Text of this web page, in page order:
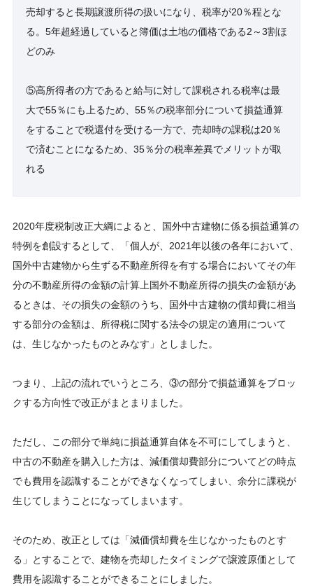
売却すると長期譲渡所得の扱いになり、税率が20％程とな
る。5年超経過していると簿価は土地の価格である2～3割ほ
どのみ
⑤高所得者の方であると給与に対して課税される税率は最
大で55％にも上るため、55％の税率部分について損益通算
をすることで税還付を受ける一方で、売却時の課税は20％
で済むことになるため、35％分の税率差異でメリットが取
れる
2020年度税制改正大綱によると、国外中古建物に係る損益通算の
特例を創設するとして、「個人が、2021年以後の各年において、
国外中古建物から生ずる不動産所得を有する場合においてその年
分の不動産所得の金額の計算上国外不動産所得の損失の金額があ
るときは、その損失の金額のうち、国外中古建物の償却費に相当
する部分の金額は、所得税に関する法令の規定の適用について
は、生じなかったものとみなす」としました。
つまり、上記の流れでいうところ、③の部分で損益通算をブロッ
クする方向性で改正がまとまりました。
ただし、この部分で単純に損益通算自体を不可にしてしまうと、
中古の不動産を購入した方は、減価償却費部分についてどの時点
でも費用を認識することができなくなってしまい、余分に課税が
生じてしまうことになってしまいます。
そのため、改正としては「減価償却費を生じなかったものとす
る」とすることで、建物を売却したタイミングで譲渡原価として
費用を認識することができることにしました。